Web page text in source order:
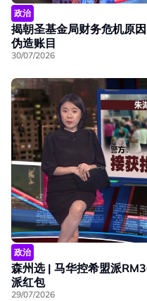
政治
揭朝圣基金局财务危机原
伪造账目
30/07/2026
政治
森州选 | 马华控希盟派
派红包
29/07/2026